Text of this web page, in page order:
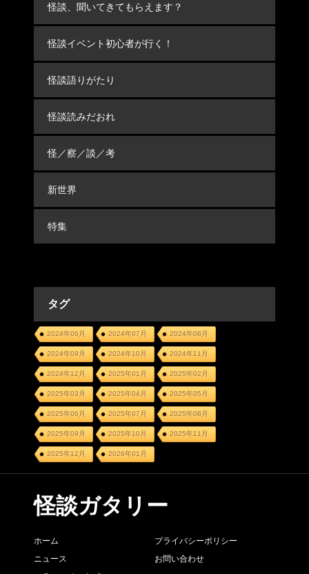
怪談、聞いてきてもらえます？
怪談イベント初心者が行く！
怪談語りがたり
怪談読みだおれ
怪／察／談／考
新世界
特集
タグ
2024年06月 2024年07月 2024年08月
2024年09月 2024年10月 2024年11月
2024年12月 2025年01月 2025年02月
2025年03月 2025年04月 2025年05月
2025年06月 2025年07月 2025年08月
2025年09月 2025年10月 2025年11月
2025年12月 2026年01月
怪談ガタリー
ホーム
ニュース
プライバシーポリシー
お問い合わせ